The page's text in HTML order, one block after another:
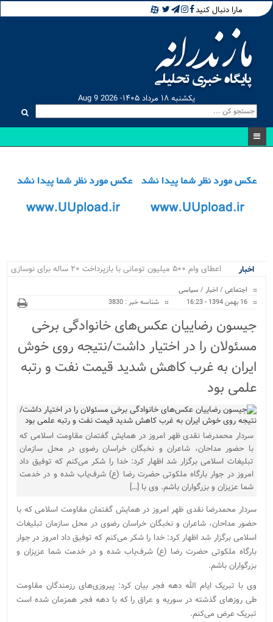
مارا دنبال کنید
یکشنبه ۱۸ مرداد ۱۴۰۵- Aug 9 2026
اخبار
مسابق_
اجتماعی / اخبار / سیاسی
16 بهمن 1394 - 16:23
شناسه خبر : 3830
جیسون رضاییان ‌عکس‌های خانوادگی برخی
مسئولان را در اختیار داشت/نتیجه روی خوش
ایران به غرب کاهش شدید قیمت نفت و رتبه
علمی بود
سردار محمدرضا نقدی ظهر امروز در همایش گفتمان مقاومت اسلامی که
با حضور مداحان، شاعران و نخبگان خراسان رضوی در محل سازمان
تبلیغات اسلامی برگزار شد اظهار کرد: خدا را شکر می‌کنم که توفیق داد
امروز در جوار بارگاه ملکوتی حضرت رضا (ع) شرف‌یاب شده و در خدمت
شما عزیزان و بزرگواران باشم. وی با […]
سردار محمدرضا نقدی ظهر امروز در همایش گفتمان مقاومت اسلامی که با
حضور مداحان، شاعران و نخبگان خراسان رضوی در محل سازمان تبلیغات
اسلامی برگزار شد اظهار کرد: خدا را شکر می‌کنم که توفیق داد امروز در جوار
بارگاه ملکوتی حضرت رضا (ع) شرف‌یاب شده و در خدمت شما عزیزان و
بزرگواران باشم.
وی با تبریک ایام الله دهه فجر بیان کرد: پیروزی‌های رزمندگان مقاومت
طی روزهای گذشته در سوریه و عراق را که با دهه فجر همزمان شده است
تبریک عرض می‌کنم.